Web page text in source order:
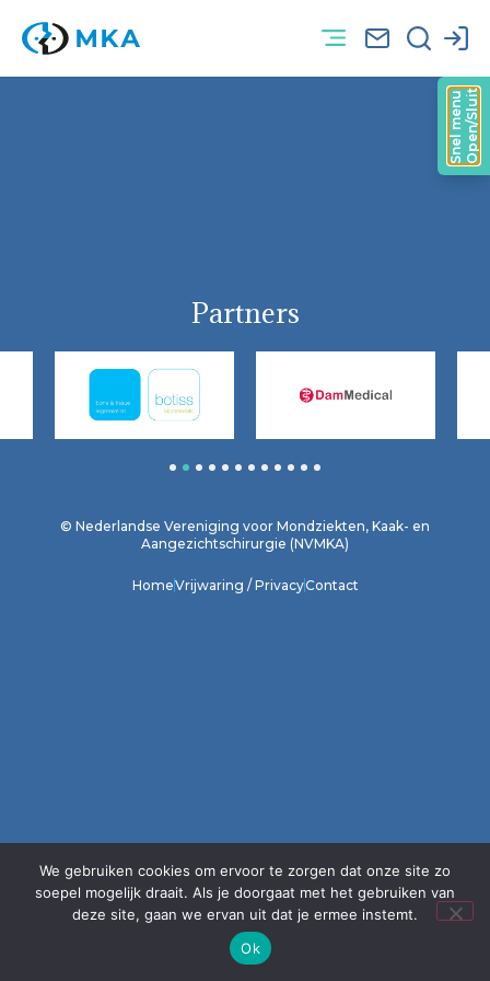
Partners
5 6 7 8 9 1011 12
© Nederlandse Vereniging voor Mondziekten, Kaak- en
Aangezichtschirurgie (NVMKA)
HomeVrijwaring / PrivacyContact
We gebruiken cookies om ervoor te zorgen dat onze site zo
soepel mogelijk draait. Als je doorgaat met het gebruiken van
deze site, gaan we ervan uit dat je ermee instemt.
Ok
Open/Sluit
Snel menu